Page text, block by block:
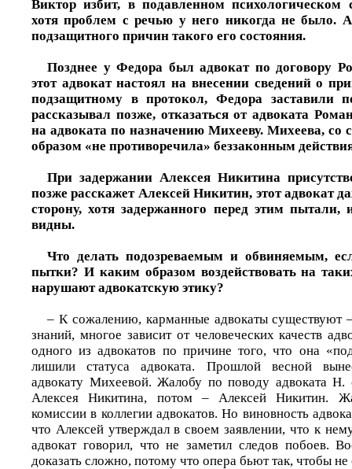
Виктор избит, в подавленном психологическом
хотя проблем с речью у него никогда не было.
подзащитного причин такого его состояния.
Позднее у Федора был адвокат по договору
этот адвокат настоял на внесении сведений о
подзащитному в протокол, Федора заставили
рассказывал позже, отказаться от адвоката
на адвоката по назначению Михееву. Михеева, со
образом «не противоречила» беззаконным
При задержании Алексея Никитина
позже расскажет Алексей Никитин, этот адвокат
сторону, хотя задержанного перед этим
видны.
Что делать подозреваемым и обвиняемым,
пытки? И каким образом воздействовать на
нарушают адвокатскую этику?
– К сожалению, карманные адвокаты существуют
знаний, многое зависит от человеческих качеств
одного из адвокатов по причине того, что она
лишили статуса адвоката. Прошлой весной
адвокату Михеевой. Жалобу по поводу адвоката Н.
Алексея Никитина, потом – Алексей Никитин.
комиссии в коллегии адвокатов. Но виновность
что Алексей утверждал в своем заявлении, что к
адвокат говорил, что не заметил следов побоев.
доказать сложно, потому что опера бьют так, чтобы не